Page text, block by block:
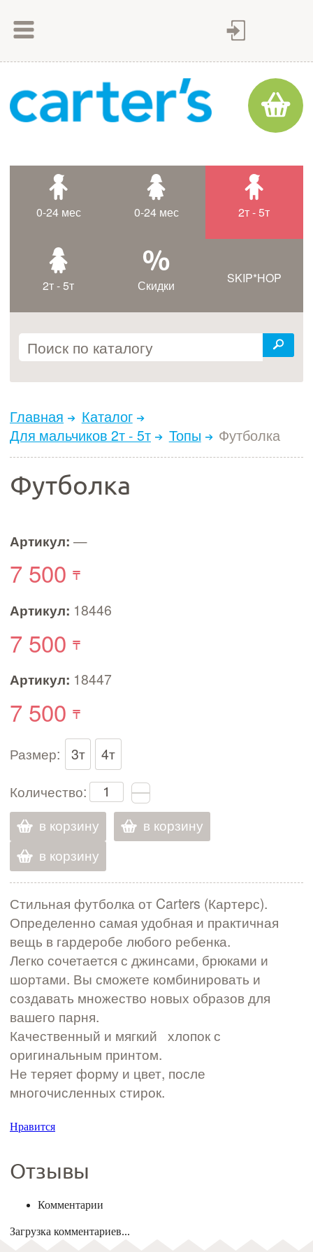
Как оплатить
Доставка товара
Контакты
0-24 мес 0-24 мес 2т - 5т
2т - 5т Скидки SKIP*HOP
Главная
Каталог
Для мальчиков 2т - 5т
Топы Футболка
Футболка
Артикул: —
7 500
Артикул: 18446
7 500
Артикул: 18447
7 500
Размер: 3т
4т
Количество:
в корзину
в корзину
в корзину
Стильная футболка от Carters (Картерс).
Определенно самая удобная и практичная
вещь в гардеробе любого ребенка.
Легко сочетается с джинсами, брюками и
шортами. Вы сможете комбинировать и
создавать множество новых образов для
вашего парня.
Качественный и мягкий хлопок с
оригинальным принтом.
Не теряет форму и цвет, после
многочисленных стирок.
Нравится
Отзывы
Комментарии
Загрузка комментариев...